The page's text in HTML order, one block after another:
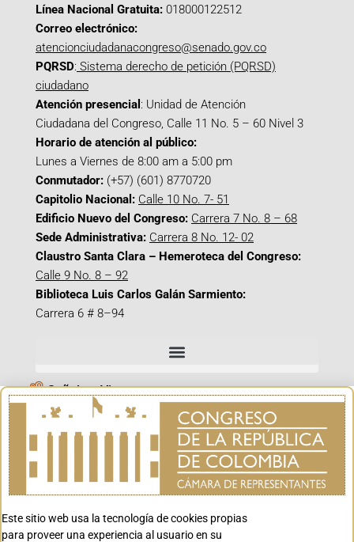
Línea Nacional Gratuita: 018000122512
Correo electrónico:
atencionciudadanacongreso@senado.gov.co
PQRSD: Sistema derecho de petición (PQRSD)
ciudadano
Atención presencial : Unidad de Atención
Ciudadana del Congreso, Calle 11 No. 5 – 60 Nivel 3
Horario de atención al público:
Lunes a Viernes de 8:00 am a 5:00 pm
Conmutador: (+57) (601) 8770720
Capitolio Nacional: Calle 10 No. 7- 51
Edificio Nuevo del Congreso: Carrera 7 No. 8 – 68
Sede Administrativa: Carrera 8 No. 12- 02
Claustro Santa Clara – Hemeroteca del Congreso:
Calle 9 No. 8 – 92
Biblioteca Luis Carlos Galán Sarmiento:
Carrera 6 # 8–94
Señal en Vivo
Facebook_@CamaraColombia
Instagram_@CamaraColombia
X_@CamaraColombia
Youtube_@CamaraColombia
Tiktok_@CamaraColombia
Youtube_@CanalCongreso
Este sitio web usa la tecnología de cookies propias
para proveer una experiencia al usuario en su